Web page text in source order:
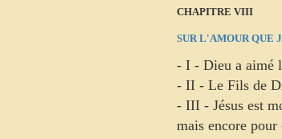
CHAPITRE VIII
SUR L'AMOUR QUE
- I - Dieu a aimé
- II - Le Fils de
- III - Jésus est
mais encore pour